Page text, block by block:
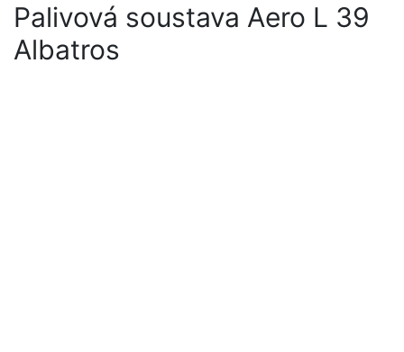
Palivová soustava Aero L 39
Albatros